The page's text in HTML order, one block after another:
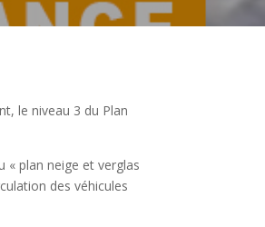
le niveau 3 du Plan
« plan neige et verglas
des véhicules